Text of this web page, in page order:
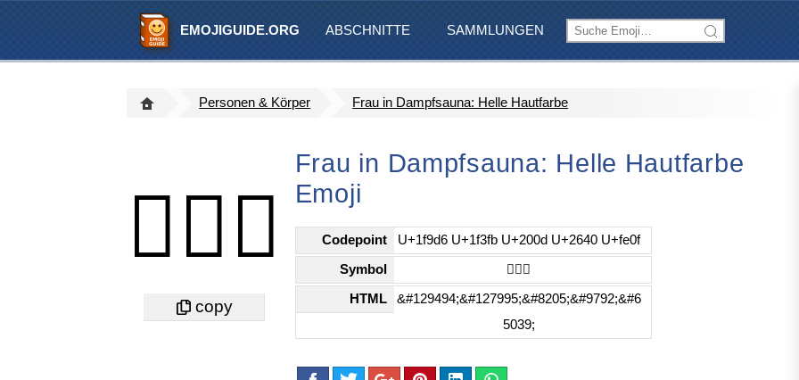
EMOJIGUIDE.ORG ABSCHNITTE SAMMLUNGEN
Personen & Körper Frau in Dampfsauna: Helle Hautfarbe
🧖🏻‍♀️
Frau in Dampfsauna: Helle Hautfarbe
Emoji
Codepoint U+1f9d6 U+1f3fb U+200d U+2640 U+fe0f
Symbol 🧖🏻‍♀️
HTML
&#129494;&#127995;&#8205;&#9792;&#6
5039;